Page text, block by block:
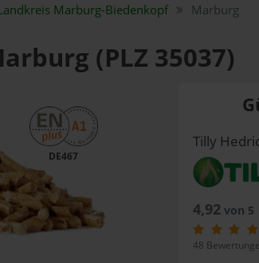
Marburg-Biedenkopf Marburg
(PLZ 35037)
DE467
Tilly
4,92von 5
48